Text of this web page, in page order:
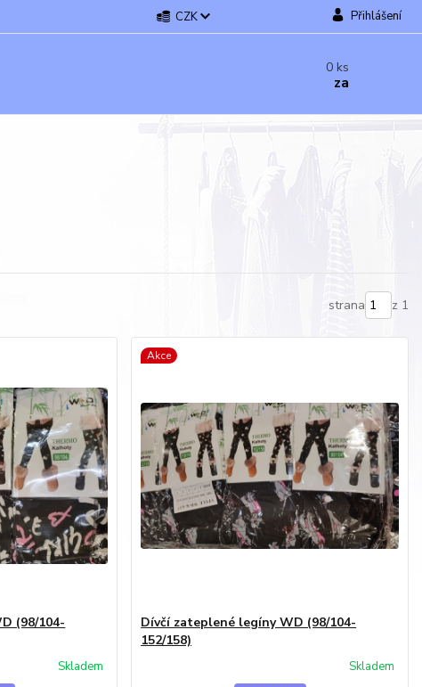
CZK Přihlášení
0 ks
za
strana z 1
(98/104-
Skladem
Akce
Dívčí zateplené legíny WD (98/104-
152/158)
Skladem